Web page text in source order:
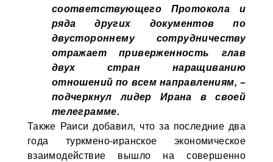
соответствующего Протокола и
ряда других документов по
двустороннему сотрудничеству
отражает приверженность глав
двух стран наращиванию
отношений по всем направлениям, –
подчеркнул лидер Ирана в своей
телеграмме.
Также Раиси добавил, что за последние два
года туркмено-иранское экономическое
взаимодействие вышло на совершенно